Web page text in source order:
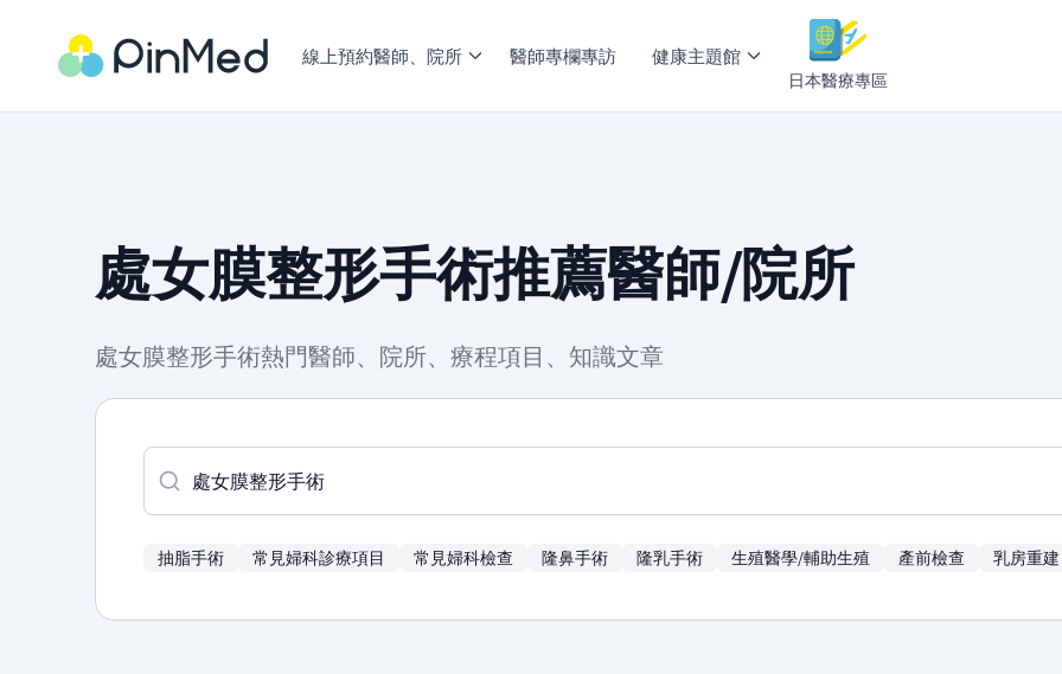
線上預約醫師、院所 醫師專欄專訪 健康主題館
日本醫療專區
處女膜整形手術推薦醫師/院所
處女膜整形手術熱門醫師、院所、療程項目、知識文章
抽脂手術 常見婦科診療項目 常見婦科檢查 隆鼻手術 隆乳手術 生殖醫學/輔助生殖 產前檢查 乳房重建